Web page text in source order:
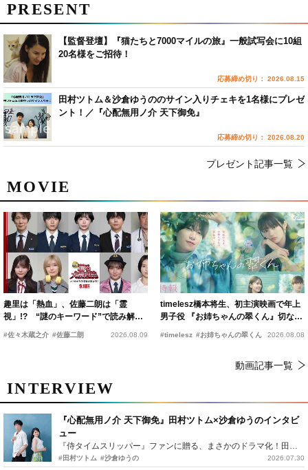
MOVIE
趣里は「熱血」、佐藤二朗は「霊
視」!? “謎のキーワード”で読み解く
『踊る大捜査線 N.E.W.』新メンバー
#佐々木蔵之介 #佐藤二朗 2026.08.09
timelesz橋本将生、初主演映画で年上
男子役 『お姉ちゃんの翠くん』切ない
恋の幕開けを予感
#timelesz #お姉ちゃんの翠くん 2026.08.08
動画記事一覧
INTERVIEW
『心配無用ノ介 天下御免』田村ツトム×沙倉ゆうのインタビ
ュー
『侍タイムスリッパー』ファンに贈る、まさかのドラマ化！田村ツトム×沙倉ゆうのが語る『心配無用ノ介』撮影秘話
#田村ツトム #沙倉ゆうの 2026.07.30
PRESENT
【監督登壇】『猫たちと7000マイルの旅』一般試写会に10組
20名様をご招待！
応募締め切り： 2026.08.15
田村ツトム＆沙倉ゆうののサイン入りチェキを1名様にプレゼ
ント！／『心配無用ノ介 天下御免』
応募締め切り： 2026.08.20
プレゼント記事一覧